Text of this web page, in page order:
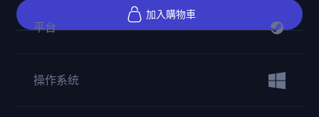
加入購物車
平台
操作系统